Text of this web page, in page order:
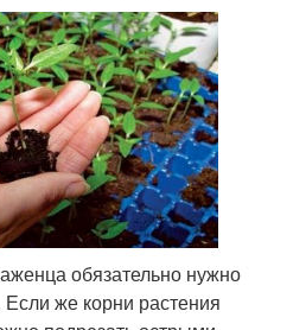
обязательно нужно
же корни растения